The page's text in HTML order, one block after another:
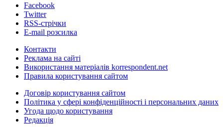
Facebook
Twitter
RSS-стрічки
E-mail розсилка
Контакти
Реклама на сайті
Використання матеріалів korrespondent.net
Правила користування сайтом
Договір користування сайтом
Політика у сфері конфіденційності і персональних даних
Угода щодо користування
Редакція